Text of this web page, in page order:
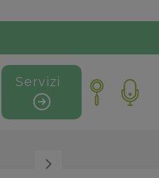
Servizi